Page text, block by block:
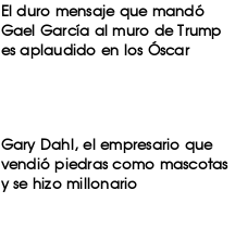
El duro mensaje que mandó
Gael García al muro de Trump
es aplaudido en los Óscar
Gary Dahl, el empresario que
vendió piedras como mascotas
y se hizo millonario